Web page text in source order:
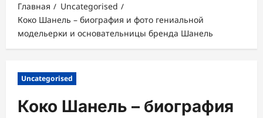
Главная
Uncategorised
Коко Шанель – биография и фото гениальной
модельерки и основательницы бренда Шанель
Uncategorised
Коко Шанель – биография